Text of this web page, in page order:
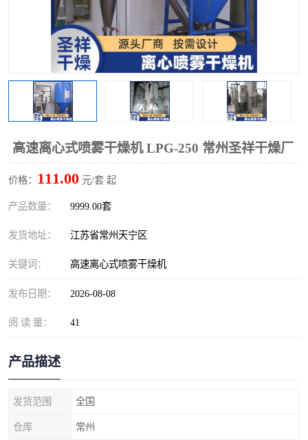
高速离心式喷雾干燥机 LPG-250 常州圣祥干燥厂
价格： 111.00 元/套 起
产品数量： 9999.00套
发货地址： 江苏省常州天宁区
关键词： 高速离心式喷雾干燥机
发布日期： 2026-08-08
阅 读 量： 41
产品描述
发货范围 全国
仓库 常州
振动流化床干燥机 盘式干燥机